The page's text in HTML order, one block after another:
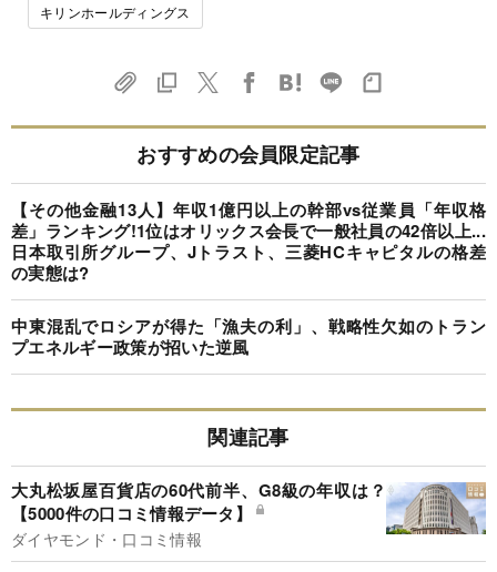
キリンホールディングス
おすすめの会員限定記事
【その他金融13人】年収1億円以上の幹部vs従業員「年収格
差」ランキング!1位はオリックス会長で一般社員の42倍以上...
日本取引所グループ、Jトラスト、三菱HCキャピタルの格差
の実態は?
中東混乱でロシアが得た「漁夫の利」、戦略性欠如のトラン
プエネルギー政策が招いた逆風
関連記事
大丸松坂屋百貨店の60代前半、G8級の年収は？
【5000件の口コミ情報データ】
ダイヤモンド・口コミ情報